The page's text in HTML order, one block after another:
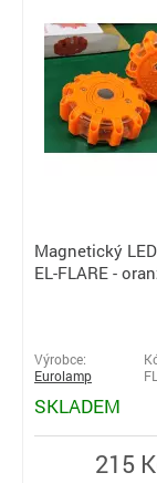
Magnetický
EL-FLARE -
Výrobce:
Eurolamp
SKLADEM
215